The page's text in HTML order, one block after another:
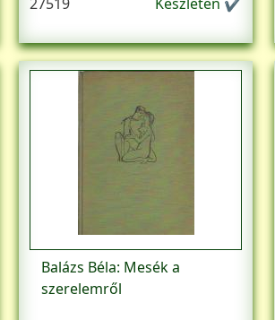
Balázs Béla: Mesék a
szerelemről